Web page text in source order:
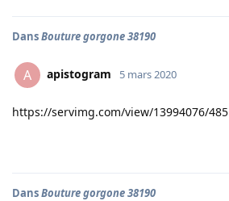
DansBouture gorgone 38190
A apistogram 5 mars 2020
https://servimg.com/view/13994076/485
DansBouture gorgone 38190